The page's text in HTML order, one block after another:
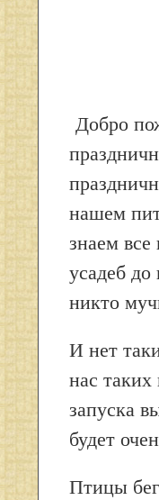
Добро
нашем
знаем
усадеб
никто
И нет
нас
запуска
будет
Птицы